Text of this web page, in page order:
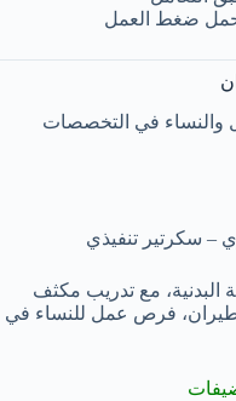
ضغط العمل
والنساء في التخصصات
– سكرتير تنفيذي
البدنية، مع تدريب مكثف
فرص عمل للنساء في